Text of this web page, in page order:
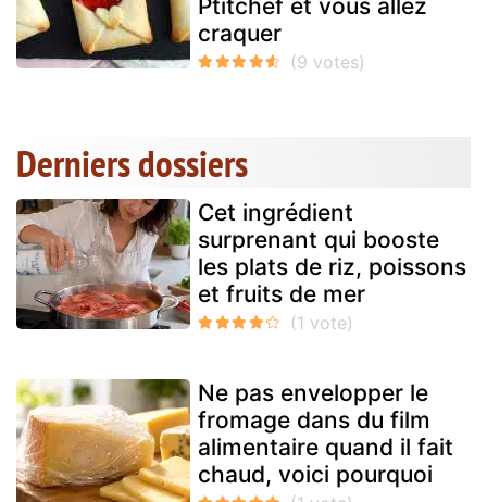
Ptitchef et vous allez
craquer
Derniers dossiers
Cet ingrédient
surprenant qui booste
les plats de riz, poissons
et fruits de mer
Ne pas envelopper le
fromage dans du film
alimentaire quand il fait
chaud, voici pourquoi